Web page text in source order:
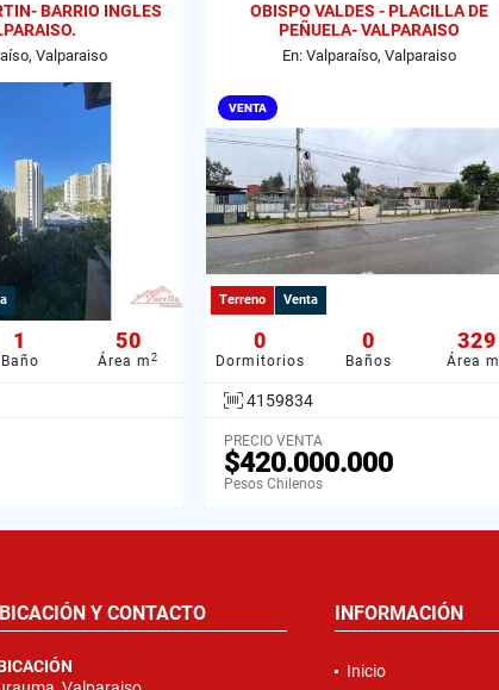
BARRIO INGLES
Valparaiso
1
Baño
50
Área m 2
OBISPO VALDES - PLACILLA DE
PEÑUELA- VALPARAISO
En: Valparaíso, Valparaiso
VENTA
Terreno Venta
0
Dormitorios
0
Baños
329
Área m
4159834
PRECIO VENTA
$420.000.000
Pesos Chilenos
Y CONTACTO INFORMACIÓN
Inicio